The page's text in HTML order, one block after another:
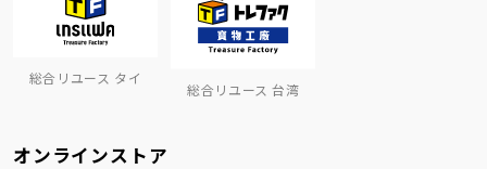
総合リユース タイ
総合リユース 台湾
オンラインストア